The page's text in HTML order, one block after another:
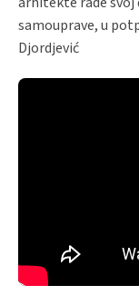
samouprave, u
Djordjević